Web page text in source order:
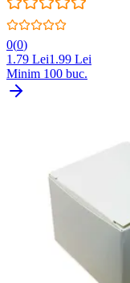
0(0)
1.79 Lei1.99 Lei
Minim 100 buc.